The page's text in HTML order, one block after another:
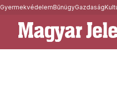
GyermekvédelemBűnügyGazdaság